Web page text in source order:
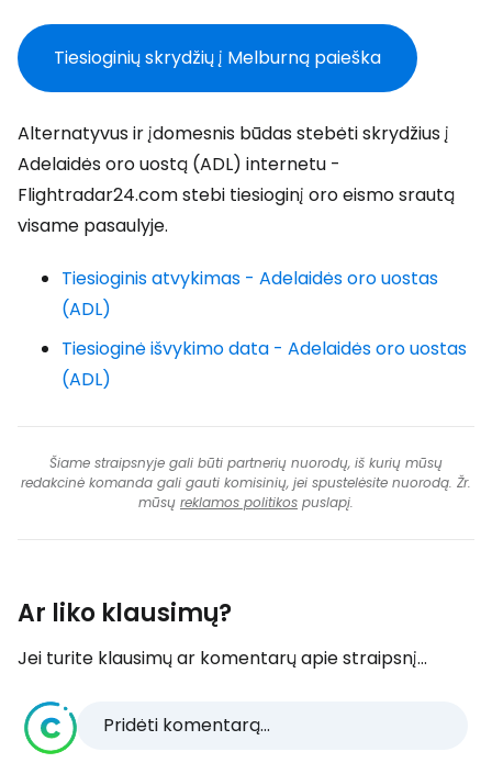
Tiesioginių skrydžių į Melburną paieška
Alternatyvus ir įdomesnis būdas stebėti skrydžius į
Adelaidės oro uostą (ADL) internetu -
Flightradar24.com stebi tiesioginį oro eismo srautą
visame pasaulyje.
Tiesioginis atvykimas - Adelaidės oro uostas
(ADL)
Tiesioginė išvykimo data - Adelaidės oro uostas
(ADL)
Šiame straipsnyje gali būti partnerių nuorodų, iš kurių mūsų
redakcinė komanda gali gauti komisinių, jei spustelėsite nuorodą. Žr.
mūsų reklamos politikos puslapį.
Ar liko klausimų?
Jei turite klausimų ar komentarų apie straipsnį...
Pridėti komentarą...